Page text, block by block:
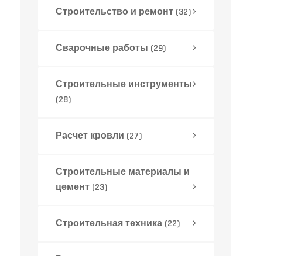
Строительство и ремонт (32)
Сварочные работы (29)
Строительные инструменты
(28)
Расчет кровли (27)
Строительные материалы и
цемент (23)
Строительная техника (22)